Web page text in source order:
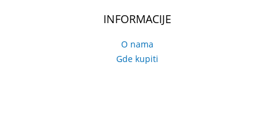
INFORMACIJE
O nama
Gde kupiti